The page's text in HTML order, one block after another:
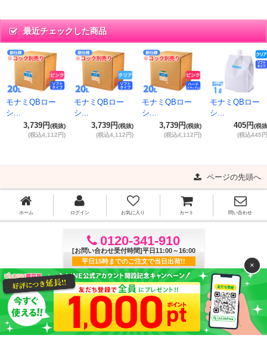
×
最近チェックした商品
モナミQBロー
シ...
3,739円(税抜)
(税込4,112円)
モナミQBロー
シ...
3,739円(税抜)
(税込4,112円)
モナミQBロー
シ...
3,739円(税抜)
(税込4,112円)
モナミQBロー
シ...
405円(税
(税込445
ページの先頭へ
ホーム ログイン お気に入り カート 問い合わせ
0120-341-910
[お問い合わせ受付時間]平日11:00～16:00
平日15時までのご注文で当日出荷!!
ご利用ガイド
よくある質問
特定商取引法に基づく表記
プライバシーポリシー
利用規約
サイトマップ